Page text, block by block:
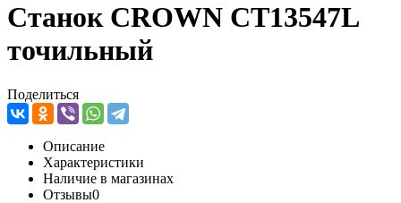
Станок CROWN CT13547L
точильный
Поделиться
Описание
Характеристики
Наличие в магазинах
Отзывы0